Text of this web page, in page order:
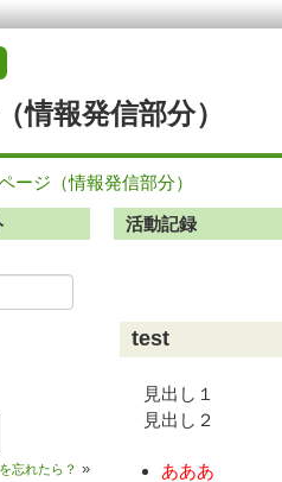
情報発信部分）
ージ（情報発信部分）
忘れたら？ »
活動記録
test
見出し１
見出し２
あああ